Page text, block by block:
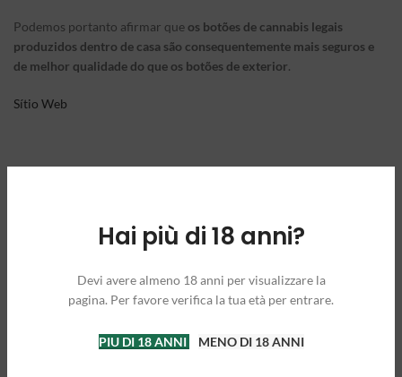
Hai più di 18 anni?
Devi avere almeno 18 anni per visualizzare la
pagina. Per favore verifica la tua età per entrare.
PIU DI 18 ANNI MENO DI 18 ANNI
Podemos portanto afirmar que os botões de cannabis legais
produzidos dentro de casa são consequentemente mais seguros e
de melhor qualidade do que os botões de exterior.
Sítio Web
Cultivo Interior CULTIVAÇÃO DO EXTERIOR
Diferença Interior E Exterior